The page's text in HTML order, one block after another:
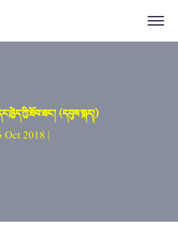
(དབུས་སྐད།)
Oct 2018 |